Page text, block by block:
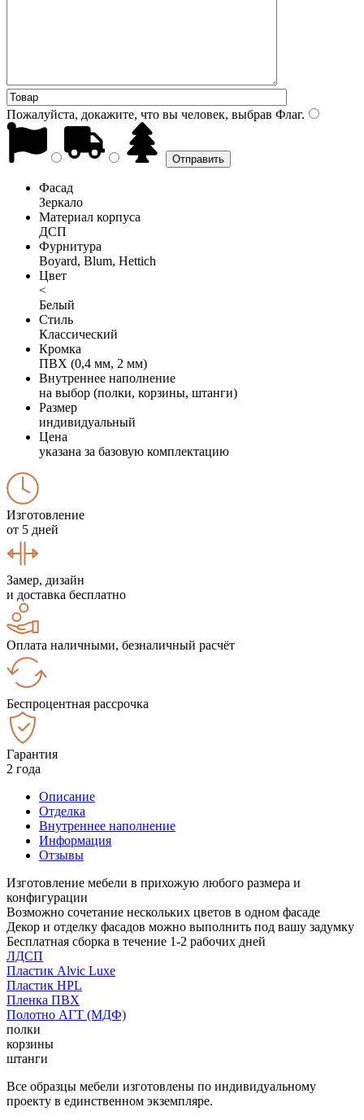
Пожалуйста, докажите, что вы человек, выбрав Флаг.
Фасад
Зеркало
Материал корпуса
ДСП
Фурнитура
Boyard, Blum, Hettich
Цвет
<
Белый
Стиль
Классический
Кромка
ПВХ (0,4 мм, 2 мм)
Внутреннее наполнение
на выбор (полки, корзины, штанги)
Размер
индивидуальный
Цена
указана за базовую комплектацию
Изготовление
от 5 дней
Замер, дизайн
и доставка бесплатно
Оплата наличными, безналичный расчёт
Беспроцентная рассрочка
Гарантия
2 года
Описание
Отделка
Внутреннее наполнение
Информация
Отзывы
Изготовление мебели в прихожую любого размера и
конфигурации
Возможно сочетание нескольких цветов в одном фасаде
Декор и отделку фасадов можно выполнить под вашу задумку
Бесплатная сборка в течение 1-2 рабочих дней
ЛДСП
Пластик Alvic Luxe
Пластик HPL
Пленка ПВХ
Полотно АГТ (МДФ)
полки
корзины
штанги
Все образцы мебели изготовлены по индивидуальному
проекту в единственном экземпляре.